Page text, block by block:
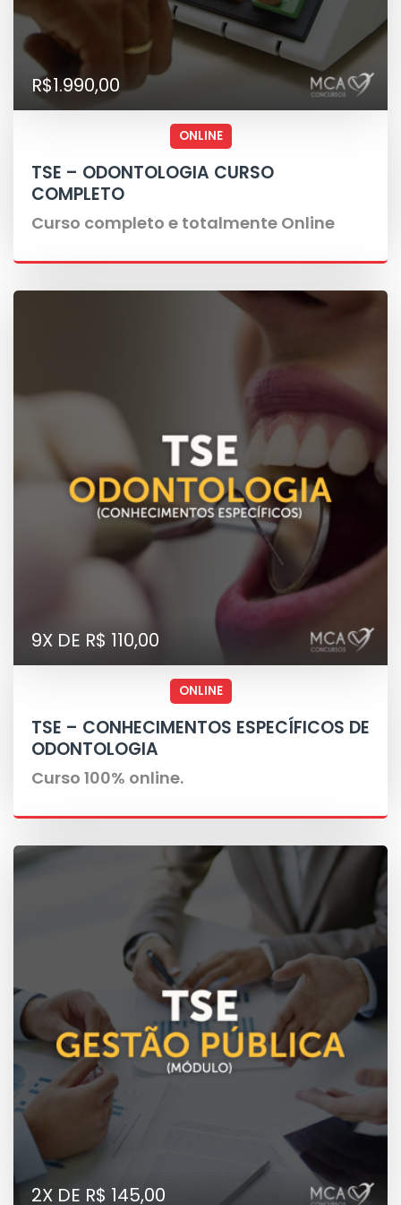
R$1.990,00
ONLINE
TSE – ODONTOLOGIA CURSO
COMPLETO
Curso completo e totalmente Online
9X DE R$ 110,00
ONLINE
TSE – CONHECIMENTOS ESPECÍFICOS DE
ODONTOLOGIA
Curso 100% online.
2X DE R$ 145,00